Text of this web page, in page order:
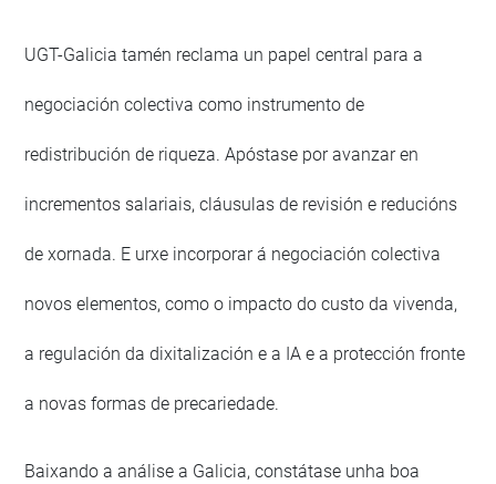
UGT-Galicia tamén reclama un papel central para a
negociación colectiva como instrumento de
redistribución de riqueza. Apóstase por avanzar en
incrementos salariais, cláusulas de revisión e reducións
de xornada. E urxe incorporar á negociación colectiva
novos elementos, como o impacto do custo da vivenda,
a regulación da dixitalización e a IA e a protección fronte
a novas formas de precariedade.
Baixando a análise a Galicia, constátase unha boa